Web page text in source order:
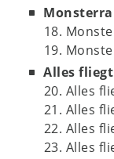
18.
19.
Alles fliegt
20. Alles
21. Alles
22. Alles
23. Alles